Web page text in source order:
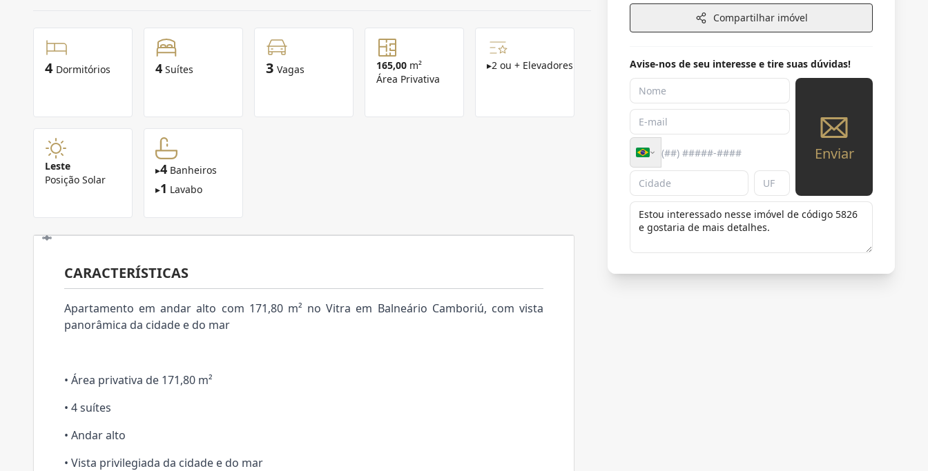
4 Dormitórios 4 Suítes 3 Vagas 165,00 m²
Área Privativa
▸2 ou + Elevadores
Leste
Posição Solar
▸4 Banheiros
▸1 Lavabo
CARACTERÍSTICAS
Apartamento em andar alto com 171,80 m² no Vitra em Balneário Camboriú, com vista
panorâmica da cidade e do mar
• Área privativa de 171,80 m²
• 4 suítes
• Andar alto
• Vista privilegiada da cidade e do mar
Compartilhar imóvel
Avise-nos de seu interesse e tire suas dúvidas!
Enviar